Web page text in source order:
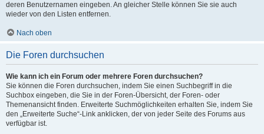
deren Benutzernamen eingeben. An gleicher Stelle können Sie sie auch
wieder von den Listen entfernen.
Nach oben
Die Foren durchsuchen
Wie kann ich ein Forum oder mehrere Foren durchsuchen?
Sie können die Foren durchsuchen, indem Sie einen Suchbegriff in die
Suchbox eingeben, die Sie in der Foren-Übersicht, der Foren- oder
Themenansicht finden. Erweiterte Suchmöglichkeiten erhalten Sie, indem Sie
den „Erweiterte Suche“-Link anklicken, der von jeder Seite des Forums aus
verfügbar ist.